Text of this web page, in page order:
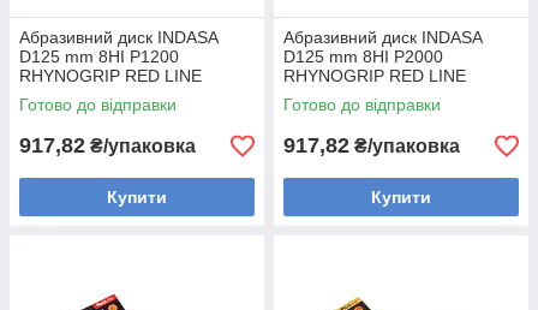
Абразивний диск INDASA
D125 mm 8HI P1200
RHYNOGRIP RED LINE
(Португалія) (50шт)
Готово до відправки
917,82 ₴/упаковка
Купити
Абразивний диск INDASA
D125 mm 8HI P2000
RHYNOGRIP RED LINE
(Португалія) (50шт)
Готово до відправки
917,82 ₴/упаковка
Купити